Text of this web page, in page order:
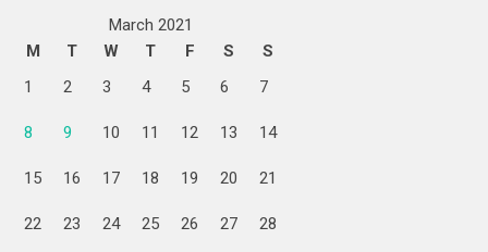
March 2021
M
T W T F S
S
1
2 3 4 5 6 7
8 9 10 11 12 13 14
15 16 17 18 19 20 21
22 23 24 25 26 27 28